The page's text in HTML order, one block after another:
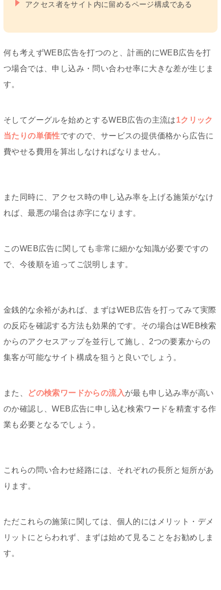
アクセス者をサイト内に留めるページ構成である
何も考えずWEB広告を打つのと、計画的にWEB広告を打
つ場合では、申し込み・問い合わせ率に大きな差が生じま
す。
そしてグーグルを始めとするWEB広告の主流は1クリック
当たりの単価性ですので、サービスの提供価格から広告に
費やせる費用を算出しなければなりません。
また同時に、アクセス時の申し込み率を上げる施策がなけ
れば、最悪の場合は赤字になります。
このWEB広告に関しても非常に細かな知識が必要ですの
で、今後順を追ってご説明します。
金銭的な余裕があれば、まずはWEB広告を打ってみて実際
の反応を確認する方法も効果的です。その場合はWEB検索
からのアクセスアップを並行して施し、2つの要素からの
集客が可能なサイト構成を狙うと良いでしょう。
また、 どの検索ワードからの流入が最も申し込み率が高い
のか確認し、WEB広告に申し込む検索ワードを精査する作
業も必要となるでしょう。
これらの問い合わせ経路には、それぞれの長所と短所があ
ります。
ただこれらの施策に関しては、個人的にはメリット・デメ
リットにとらわれず、まずは始めて見ることをお勧めしま
す。